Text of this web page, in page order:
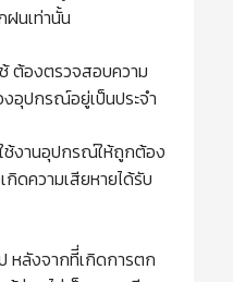
นเท่านั้น
ต้องตรวจสอบความ
อุปกรณ์อยู่เป็นประจำ
ใช้งานอุปกรณ์ให้ถูกต้อง
ดความเสียหายได้รับ
หลังจากทีี่เกิดการตก